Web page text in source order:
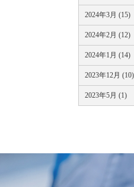
2024年3月 (15)
2024年2月 (12)
2024年1月 (14)
2023年12月 (10)
2023年5月 (1)